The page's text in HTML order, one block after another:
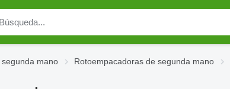
mano Rotoempacadoras de segunda mano